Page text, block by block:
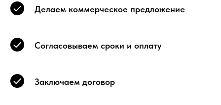
Делаем коммерческое предложение
Согласовываем сроки и оплату
Заключаем договор